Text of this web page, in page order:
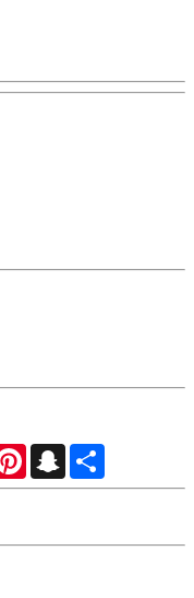
PinterestSnapchat